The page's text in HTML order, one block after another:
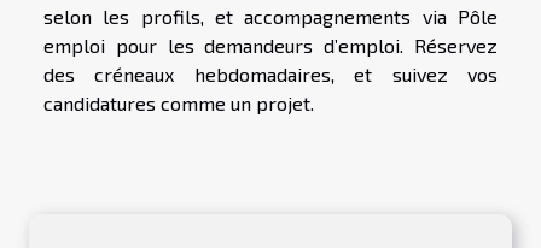
selon les profils, et accompagnements via Pôle
emploi pour les demandeurs d’emploi. Réservez
des créneaux hebdomadaires, et suivez vos
candidatures comme un projet.